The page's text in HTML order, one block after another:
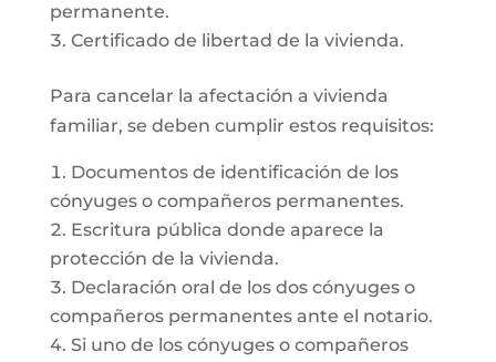
permanente.
Certificado de libertad de la vivienda.
Para cancelar la afectación a vivienda
familiar, se deben cumplir estos requisitos:
Documentos de identificación de los
cónyuges o compañeros permanentes.
Escritura pública donde aparece la
protección de la vivienda.
Declaración oral de los dos cónyuges o
compañeros permanentes ante el notario.
Si uno de los cónyuges o compañeros